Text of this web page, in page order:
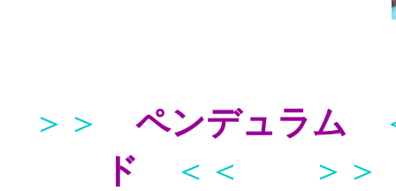
＞＞ ペンデュラム
ド
＜＜ ＞＞